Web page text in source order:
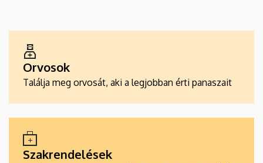
SZOLGÁLTATÁSKERESŐK
Orvosok
Találja meg orvosát, aki a legjobban érti panaszait
Szakrendelések